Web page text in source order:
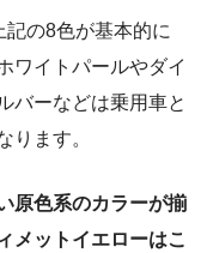
の8色が基本的に
ワイトパールやダイ
バーなどは乗用車と
ります。
原色系のカラーが揃
メットイエローはこ